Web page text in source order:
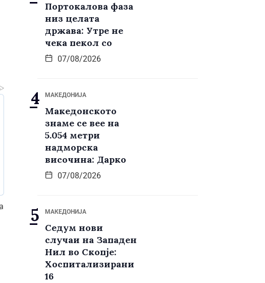
Портокалова фаза
низ целата
држава: Утре не
чека пекол со
07/08/2026
МАКЕДОНИЈА
Македонското
знаме се вее на
5.054 метри
надморска
височина: Дарко
07/08/2026
МАКЕДОНИЈА
Седум нови
случаи на Западен
Нил во Скопје:
Хоспитализирани
16